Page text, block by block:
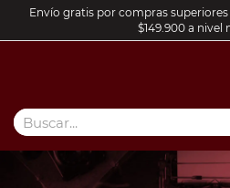
Envío gratis por compras
$149.900 a nivel